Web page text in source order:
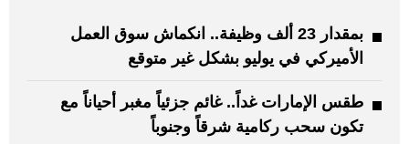
بمقدار 23 ألف وظيفة.. انكماش سوق العمل
الأميركي في يوليو بشكل غير متوقع
طقس الإمارات غداً.. غائم جزئياً مغبر أحياناً مع
تكون سحب ركامية شرقاً وجنوباً